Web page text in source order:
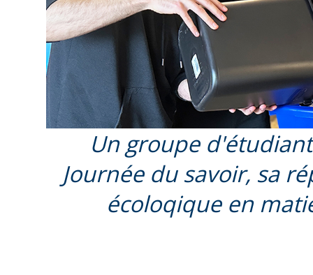
Un groupe
Journée du savoir, sa
écoloqique en